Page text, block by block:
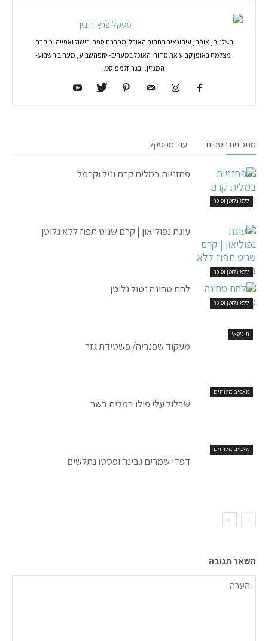
פסקל פרץ-רובין
בשלנית, אופה, עיתונאית בתחום האוכל ומחברת ספרי בישול ואפייה. כותבת
ומצלמת באופן קבוע את מדורי האוכל במעריב- סופהשבוע, מעריב השבוע-
המגזין, ובגרוזלמפוסט.
מתכונים נוספים עוד מפסקל
ללא גלוטן וסוכר
פחזניות במלית קרם וניל וקרמל
ללא גלוטן וסוכר
עוגת נפוליאון | קרם שניט תפוז ללא גלוטן
ללא גלוטן וסוכר
לחם טחינה נטול גלוטן
תוניסאי
מעקוד שפנריה/ פשטידת גזר
מאפים מלוחים
שבלול עלי פילו במלית בשר
מאפים מלוחים
דפדי שמרים גבינה ופסטו נתלשים
השאר תגובה